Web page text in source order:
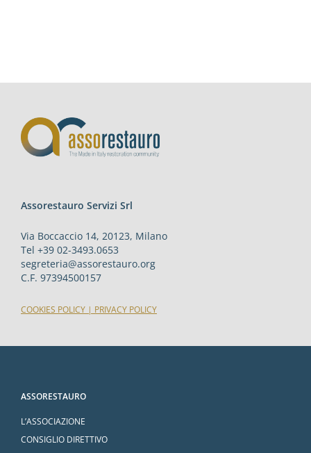
Assorestauro Servizi Srl
Via Boccaccio 14, 20123, Milano
Tel +39 02-3493.0653
segreteria@assorestauro.org
C.F. 97394500157
COOKIES POLICY | PRIVACY POLICY
ASSORESTAURO
L’ASSOCIAZIONE
CONSIGLIO DIRETTIVO